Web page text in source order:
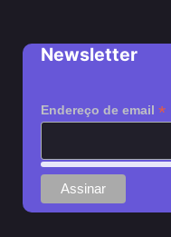
Newsletter
Endereço de email *